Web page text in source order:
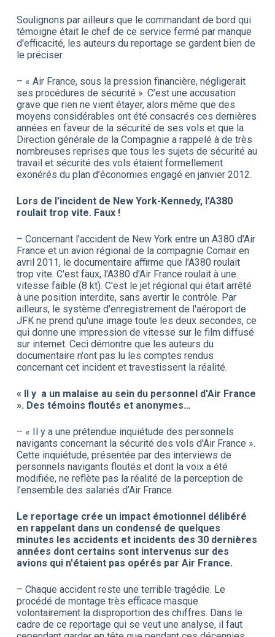
Soulignons par ailleurs que le commandant de bord qui
témoigne était le chef de ce service fermé par manque
d'efficacité, les auteurs du reportage se gardent bien de
le préciser.
– « Air France, sous la pression financière, négligerait
ses procédures de sécurité ». C’est une accusation
grave que rien ne vient étayer, alors même que des
moyens considérables ont été consacrés ces dernières
années en faveur de la sécurité de ses vols et que la
Direction générale de la Compagnie a rappelé à de très
nombreuses reprises que tous les sujets de sécurité au
travail et sécurité des vols étaient formellement
exonérés du plan d’économies engagé en janvier 2012.
Lors de l'incident de New York-Kennedy, l'A380
roulait trop vite. Faux !
– Concernant l'accident de New York entre un A380 d'Air
France et un avion régional de la compagnie Comair en
avril 2011, le documentaire affirme que l'A380 roulait
trop vite. C'est faux, l'A380 d'Air France roulait à une
vitesse faible (8 kt). C'est le jet régional qui était arrêté
à une position interdite, sans avertir le contrôle. Par
ailleurs, le système d'enregistrement de l'aéroport de
JFK ne prend qu'une image toute les deux secondes, ce
qui donne une impression de vitesse sur le film diffusé
sur internet. Ceci démontre que les auteurs du
documentaire n'ont pas lu les comptes rendus
concernant cet incident et travestissent la réalité.
« Il y a un malaise au sein du personnel d'Air France
». Des témoins floutés et anonymes…
– « Il y a une prétendue inquiétude des personnels
navigants concernant la sécurité des vols d'Air France ».
Cette inquiétude, présentée par des interviews de
personnels navigants floutés et dont la voix a été
modifiée, ne reflète pas la réalité de la perception de
l’ensemble des salariés d’Air France.
Le reportage crée un impact émotionnel délibéré
en rappelant dans un condensé de quelques
minutes les accidents et incidents des 30 dernières
années dont certains sont intervenus sur des
avions qui n'étaient pas opérés par Air France.
– Chaque accident reste une terrible tragédie. Le
procédé de montage très efficace masque
volontairement la disproportion des chiffres. Dans le
cadre de ce reportage qui se veut une analyse, il faut